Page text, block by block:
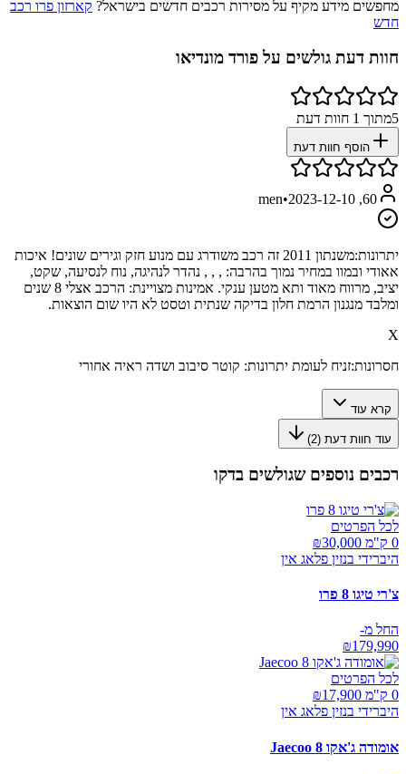
מחפשים מידע מקיף על מסירות רכבים חדשים בישראל? קארזון פרו רכב
חדש
חוות דעת גולשים עלפורד מונדיאו
5מתוך 1 חוות דעת
הוסף חוות דעת
60, men
•2023-12-10
יתרונות:
משנתון 2011 זה רכב משודרג עם מנוע חזק וגירים שונים! איכות
אאודי ובמוו במחיר נמוך בהרבה: , , , נהדר לנהיגה, נוח לנסיעה, שקט,
יציב, מרווח מאוד ותא מטען ענקי. אמינות מצויינת: הרכב אצלי 8 שנים
ומלבד מנגנון הרמת חלון בדיקה שנתית וטסט לא היו שום הוצאות.
X
חסרונות:זניח לעומת יתרונות: קוטר סיבוב ושדה ראיה אחורי
קרא עוד
עוד חוות דעת (2
)
רכבים נוספים שגולשים בדקו
לכל הפרטים
0 ק"מ ₪
30,000
היברידי בנזין פלאג אין
צ'רי טיגו 8 פרו
החל מ-
₪179,990
לכל הפרטים
0 ק"מ ₪
17,900
היברידי בנזין פלאג אין
אומודה ג'אקו Jaecoo 8